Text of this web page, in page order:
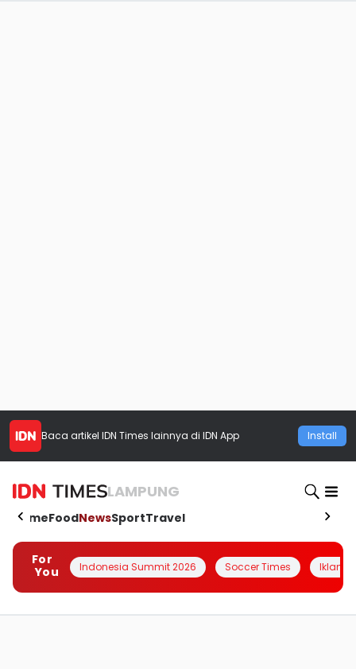
Baca artikel IDN Times lainnya di IDN App Install
LAMPUNG
HomeFoodNewsSportTravel
For
You
Indonesia Summit 2026 Soccer Times Iklanin